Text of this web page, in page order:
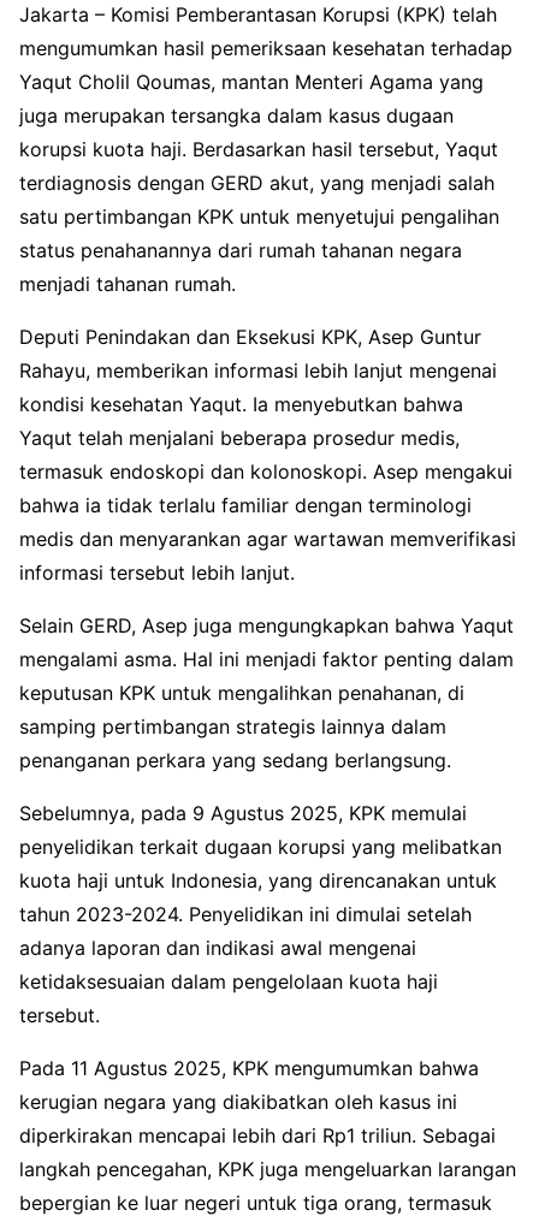
Jakarta – Komisi Pemberantasan Korupsi (KPK) telah
mengumumkan hasil pemeriksaan kesehatan terhadap
Yaqut Cholil Qoumas, mantan Menteri Agama yang
juga merupakan tersangka dalam kasus dugaan
korupsi kuota haji. Berdasarkan hasil tersebut, Yaqut
terdiagnosis dengan GERD akut, yang menjadi salah
satu pertimbangan KPK untuk menyetujui pengalihan
status penahanannya dari rumah tahanan negara
menjadi tahanan rumah.
Deputi Penindakan dan Eksekusi KPK, Asep Guntur
Rahayu, memberikan informasi lebih lanjut mengenai
kondisi kesehatan Yaqut. Ia menyebutkan bahwa
Yaqut telah menjalani beberapa prosedur medis,
termasuk endoskopi dan kolonoskopi. Asep mengakui
bahwa ia tidak terlalu familiar dengan terminologi
medis dan menyarankan agar wartawan memverifikasi
informasi tersebut lebih lanjut.
Selain GERD, Asep juga mengungkapkan bahwa Yaqut
mengalami asma. Hal ini menjadi faktor penting dalam
keputusan KPK untuk mengalihkan penahanan, di
samping pertimbangan strategis lainnya dalam
penanganan perkara yang sedang berlangsung.
Sebelumnya, pada 9 Agustus 2025, KPK memulai
penyelidikan terkait dugaan korupsi yang melibatkan
kuota haji untuk Indonesia, yang direncanakan untuk
tahun 2023-2024. Penyelidikan ini dimulai setelah
adanya laporan dan indikasi awal mengenai
ketidaksesuaian dalam pengelolaan kuota haji
tersebut.
Pada 11 Agustus 2025, KPK mengumumkan bahwa
kerugian negara yang diakibatkan oleh kasus ini
diperkirakan mencapai lebih dari Rp1 triliun. Sebagai
langkah pencegahan, KPK juga mengeluarkan larangan
bepergian ke luar negeri untuk tiga orang, termasuk